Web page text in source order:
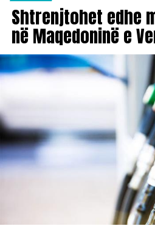
Shtrenjtohet edhe
në Maqedoninë e